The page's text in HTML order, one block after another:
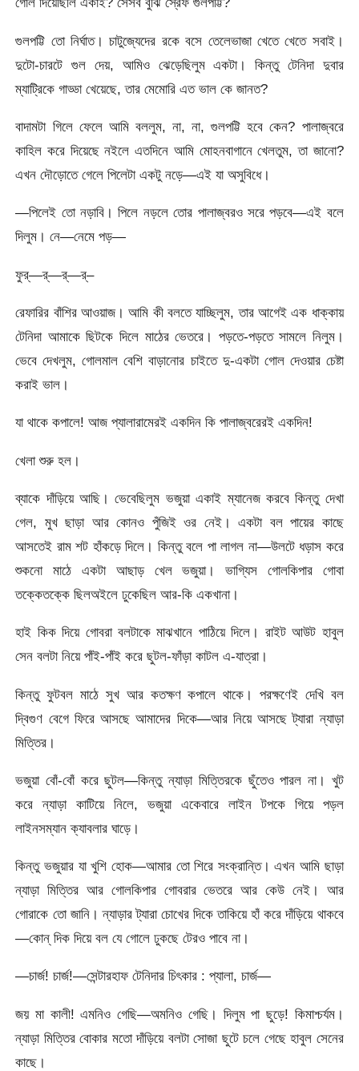
গুলপট্টি তো নির্ঘাত। চাটুজ্যেদের রকে বসে তেলেভাজা খেতে খেতে সবাই।
দুটো-চারটে গুল দেয়, আমিও ঝেড়েছিলুম একটা। কিন্তু টেনিদা দুবার
ম্যাট্রিকে গাড্ডা খেয়েছে, তার মেমোরি এত ভাল কে জানত?
বাদামটা গিলে ফেলে আমি বললুম, না, না, গুলপট্টি হবে কেন? পালাজ্বরে
কাহিল করে দিয়েছে নইলে এতদিনে আমি মোহনবাগানে খেলতুম, তা জানো?
এখন দৌড়োতে গেলে পিলেটা একটু নড়ে—এই যা অসুবিধে।
—পিলেই তো নড়াবি। পিলে নড়লে তোর পালাজ্বরও সরে পড়বে—এই বলে
দিলুম। নে—নেমে পড়—
ফুর্‌—র্‌—র্‌—র্‌–
রেফারির বাঁশির আওয়াজ। আমি কী বলতে যাচ্ছিলুম, তার আগেই এক ধাক্কায়
টেনিদা আমাকে ছিটকে দিলে মাঠের ভেতরে। পড়তে-পড়তে সামলে নিলুম।
ভেবে দেখলুম, গোলমাল বেশি বাড়ানোর চাইতে দু-একটা গোল দেওয়ার চেষ্টা
করাই ভাল।
যা থাকে কপালে! আজ প্যালারামেরই একদিন কি পালাজ্বরেরই একদিন!
খেলা শুরু হল।
ব্যাকে দাঁড়িয়ে আছি। ভেবেছিলুম ভজুয়া একাই ম্যানেজ করবে কিন্তু দেখা
গেল, মুখ ছাড়া আর কোনও পুঁজিই ওর নেই। একটা বল পায়ের কাছে
আসতেই রাম শট হাঁকড়ে দিলে। কিন্তু বলে পা লাগল না—উলটে ধড়াস করে
শুকনো মাঠে একটা আছাড় খেল ভজুয়া। ভাগ্যিস গোলকিপার গোবা
তক্কেতক্কে ছিলঅইলে ঢুকেছিল আর-কি একখানা।
হাই কিক দিয়ে গোবরা বলটাকে মাঝখানে পাঠিয়ে দিলে। রাইট আউট হাবুল
সেন বলটা নিয়ে পাঁই-পাঁই করে ছুটল-ফাঁড়া কাটল এ-যাত্রা।
কিন্তু ফুটবল মাঠে সুখ আর কতক্ষণ কপালে থাকে। পরক্ষণেই দেখি বল
দ্বিগুণ বেগে ফিরে আসছে আমাদের দিকে—আর নিয়ে আসছে ট্যারা ন্যাড়া
মিত্তির।
ভজুয়া বোঁ-বোঁ করে ছুটল—কিন্তু ন্যাড়া মিত্তিরকে ছুঁতেও পারল না। খুট
করে ন্যাড়া কাটিয়ে নিলে, ভজুয়া একেবারে লাইন টপকে গিয়ে পড়ল
লাইনসম্যান ক্যাবলার ঘাড়ে।
কিন্তু ভজুয়ার যা খুশি হোক—আমার তো শিরে সংক্রান্তি। এখন আমি ছাড়া
ন্যাড়া মিত্তির আর গোলকিপার গোবরার ভেতরে আর কেউ নেই। আর
গোরাকে তো জানি। ন্যাড়ার ট্যারা চোখের দিকে তাকিয়ে হাঁ করে দাঁড়িয়ে থাকবে
—কোন্ দিক দিয়ে বল যে গোলে ঢুকছে টেরও পাবে না।
—চার্জ! চার্জ!—সেন্টারহাফ টেনিদার চিৎকার : প্যালা, চার্জ—
জয় মা কালী! এমনিও গেছি—অমনিও গেছি। দিলুম পা ছুড়ে! কিমাশ্চর্যম।
ন্যাড়া মিত্তির বোকার মতো দাঁড়িয়ে বলটা সোজা ছুটে চলে গেছে হাবুল সেনের
কাছে।